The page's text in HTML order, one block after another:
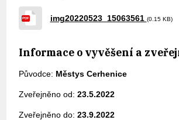
PDF img20220523_15063561 (0.15 KB)
Informace o vyvěšení a
Původce: Městys Cerhenice
Zveřejněno od: 23.5.2022
Zveřejněno do: 23.9.2022